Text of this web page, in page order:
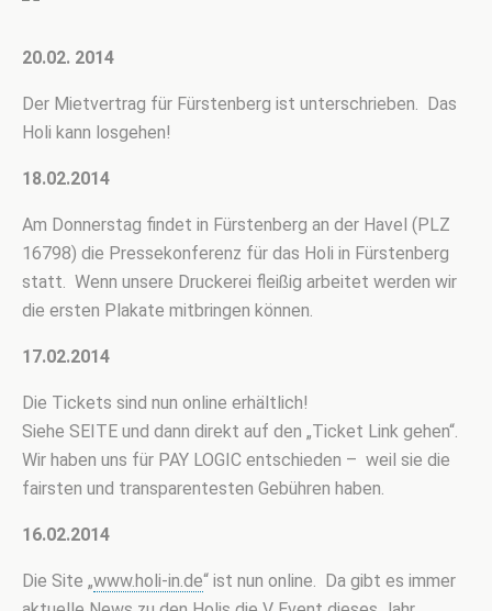
20.02. 2014
Der Mietvertrag für Fürstenberg ist unterschrieben. Das
Holi kann losgehen!
18.02.2014
Am Donnerstag findet in Fürstenberg an der Havel (PLZ
16798) die Pressekonferenz für das Holi in Fürstenberg
statt. Wenn unsere Druckerei fleißig arbeitet werden wir
die ersten Plakate mitbringen können.
17.02.2014
Die Tickets sind nun online erhältlich!
Siehe SEITE und dann direkt auf den „Ticket Link gehen“.
Wir haben uns für PAY LOGIC entschieden – weil sie die
fairsten und transparentesten Gebühren haben.
16.02.2014
Die Site „www.holi-in.de“ ist nun online. Da gibt es immer